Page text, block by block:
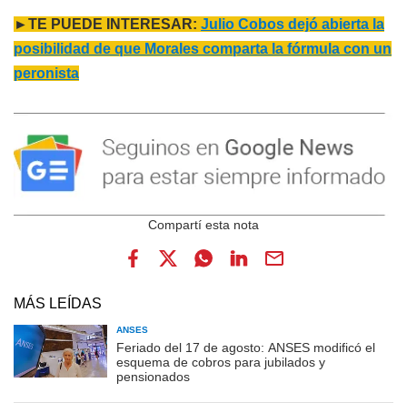
►TE PUEDE INTERESAR: Julio Cobos dejó abierta la
posibilidad de que Morales comparta la fórmula con un
peronista
MÁS LEÍDAS
ANSES
Feriado del 17 de agosto: ANSES modificó el
esquema de cobros para jubilados y
pensionados